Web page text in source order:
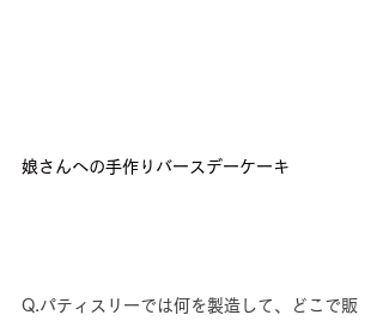
娘さんへの手作りバースデーケーキ
Q.パティスリーでは何を製造して、どこで販